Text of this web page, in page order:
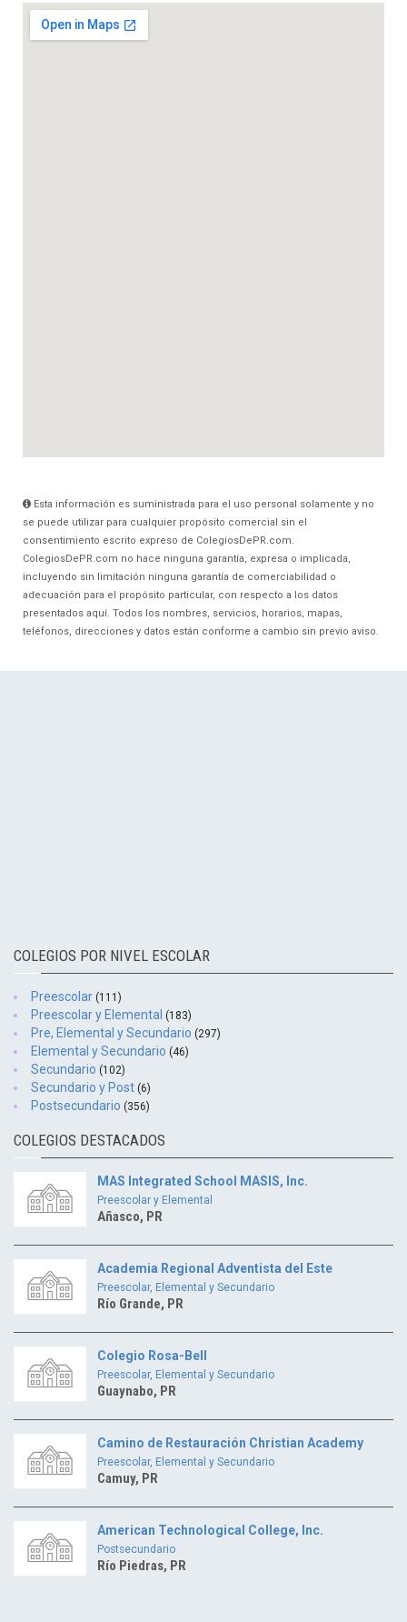
Esta información es suministrada para el uso personal solamente y no
se puede utilizar para cualquier propósito comercial sin el
consentimiento escrito expreso de ColegiosDePR.com.
ColegiosDePR.com no hace ninguna garantía, expresa o implicada,
incluyendo sin limitación ninguna garantía de comerciabilidad o
adecuación para el propósito particular, con respecto a los datos
presentados aquí. Todos los nombres, servicios, horarios, mapas,
teléfonos, direcciones y datos están conforme a cambio sin previo aviso.
COLEGIOS POR NIVEL ESCOLAR
Preescolar (111)
Preescolar y Elemental (183)
Pre, Elemental y Secundario (297)
Elemental y Secundario (46)
Secundario (102)
Secundario y Post (6)
Postsecundario (356)
COLEGIOS DESTACADOS
MAS Integrated School MASIS, Inc.
Preescolar y Elemental
Añasco, PR
Academia Regional Adventista del Este
Preescolar, Elemental y Secundario
Río Grande, PR
Colegio Rosa-Bell
Preescolar, Elemental y Secundario
Guaynabo, PR
Camino de Restauración Christian Academy
Preescolar, Elemental y Secundario
Camuy, PR
American Technological College, Inc.
Postsecundario
Río Piedras, PR